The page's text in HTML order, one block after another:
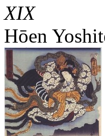
XIX
Hōen